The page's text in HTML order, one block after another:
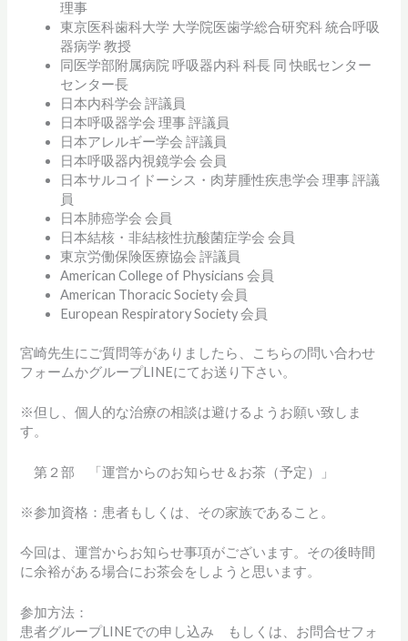
理事
東京医科歯科大学 大学院医歯学総合研究科 統合呼吸
器病学 教授
同医学部附属病院 呼吸器内科 科長 同 快眠センター
センター長
日本内科学会 評議員
日本呼吸器学会 理事 評議員
日本アレルギー学会 評議員
日本呼吸器内視鏡学会 会員
日本サルコイドーシス・肉芽腫性疾患学会 理事 評議
員
日本肺癌学会 会員
日本結核・非結核性抗酸菌症学会 会員
東京労働保険医療協会 評議員
American College of Physicians 会員
American Thoracic Society 会員
European Respiratory Society 会員
宮崎先生にご質問等がありましたら、こちらの問い合わせ
フォームかグループLINEにてお送り下さい。
※但し、個人的な治療の相談は避けるようお願い致しま
す。
第２部 「運営からのお知らせ＆お茶（予定）」
※参加資格：患者もしくは、その家族であること。
今回は、運営からお知らせ事項がございます。その後時間
に余裕がある場合にお茶会をしようと思います。
参加方法：
患者グループLINEでの申し込み もしくは、お問合せフォ